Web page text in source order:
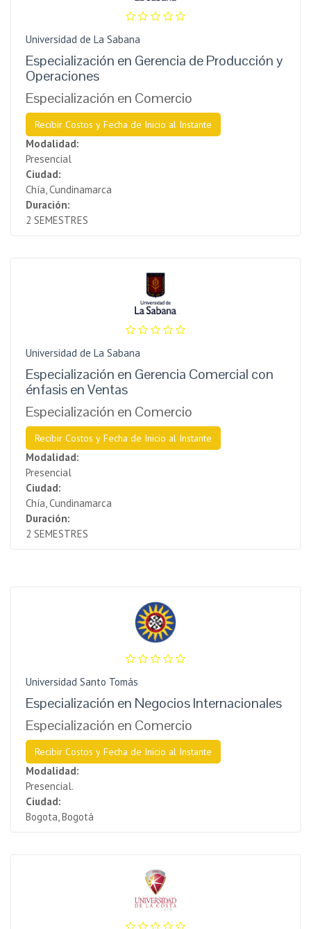
Universidad de La Sabana
Especialización en Gerencia de Producción y
Operaciones
Especialización en Comercio
Recibir Costos y Fecha de Inicio al Instante
Modalidad:
Presencial
Ciudad:
Chía, Cundinamarca
Duración:
2 SEMESTRES
Universidad de La Sabana
Especialización en Gerencia Comercial con
énfasis en Ventas
Especialización en Comercio
Recibir Costos y Fecha de Inicio al Instante
Modalidad:
Presencial
Ciudad:
Chía, Cundinamarca
Duración:
2 SEMESTRES
Universidad Santo Tomás
Especialización en Negocios Internacionales
Especialización en Comercio
Recibir Costos y Fecha de Inicio al Instante
Modalidad:
Presencial.
Ciudad:
Bogota, Bogotá